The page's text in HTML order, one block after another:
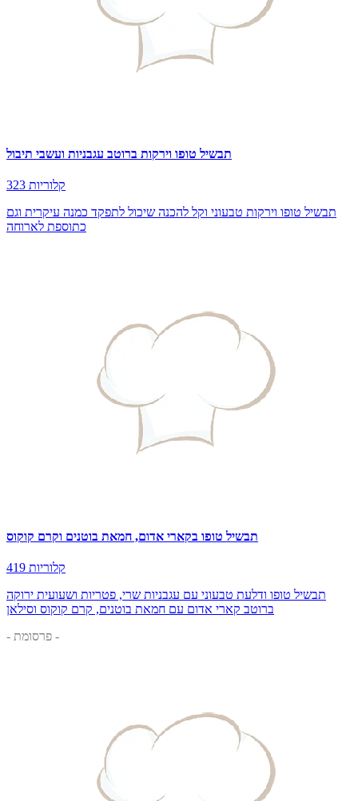
תבשיל טופו וירקות ברוטב עגבניות ועשבי תיבול
323 קלוריות
תבשיל טופו וירקות טבעוני וקל להכנה שיכול לתפקד כמנה עיקרית וגם
כתוספת לארוחה
תבשיל טופו בקארי אדום, חמאת בוטנים וקרם קוקוס
419 קלוריות
תבשיל טופו ודלעת טבעוני עם עגבניות שרי, פטריות ושעועית ירוקה
ברוטב קארי אדום עם חמאת בוטנים, קרם קוקוס וסילאן
- פרסומת -